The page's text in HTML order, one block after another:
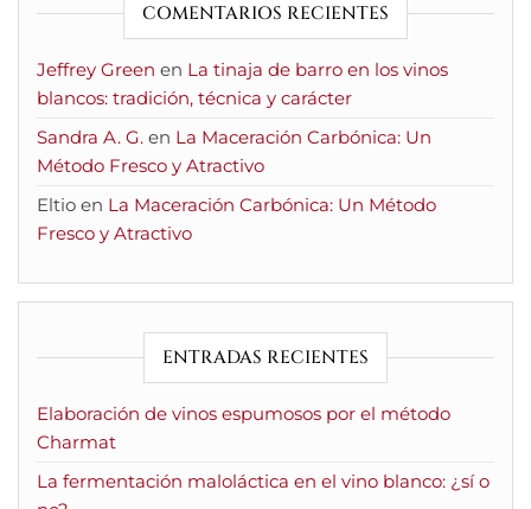
COMENTARIOS RECIENTES
Jeffrey Green en La tinaja de barro en los vinos
blancos: tradición, técnica y carácter
Sandra A. G. en La Maceración Carbónica: Un
Método Fresco y Atractivo
Eltio en La Maceración Carbónica: Un Método
Fresco y Atractivo
ENTRADAS RECIENTES
Elaboración de vinos espumosos por el método
Charmat
La fermentación maloláctica en el vino blanco: ¿sí o